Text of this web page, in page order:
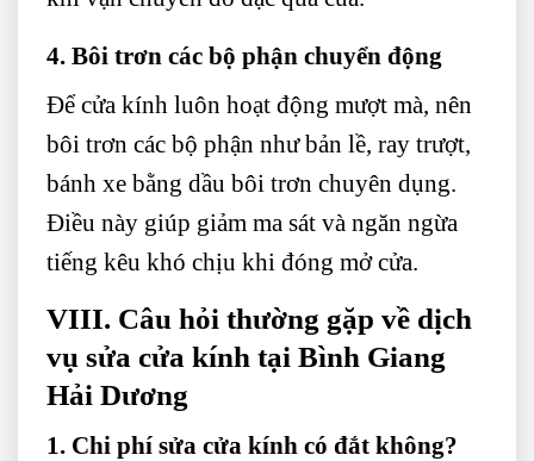
4. Bôi trơn các bộ phận chuyển động
Để cửa kính luôn hoạt động mượt mà, nên
bôi trơn các bộ phận như bản lề, ray trượt,
bánh xe bằng dầu bôi trơn chuyên dụng.
Điều này giúp giảm ma sát và ngăn ngừa
tiếng kêu khó chịu khi đóng mở cửa.
VIII. Câu hỏi thường gặp về dịch
vụ sửa cửa kính tại Bình Giang
Hải Dương
1. Chi phí sửa cửa kính có đắt không?